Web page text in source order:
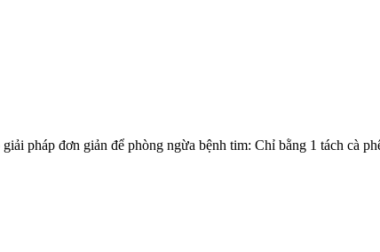
pháp đơn giản để phòng ngừa bệnh tim: Chỉ bằng 1 tách cà